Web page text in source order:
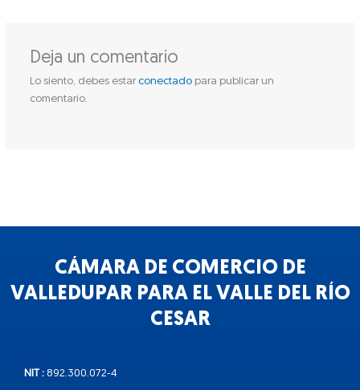
Deja un comentario
Lo siento, debes estar conectadopara publicar un
comentario.
CÁMARA DE COMERCIO DE
VALLEDUPAR PARA EL VALLE DEL RÍO
CESAR
NIT : 892.300.072-4